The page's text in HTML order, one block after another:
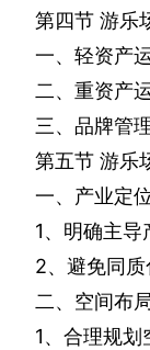
第四节 游乐
一、轻资产
二、重资产
三、品牌管
第五节 游乐
一、产业定
1、明确主导
2、避免同
二、空间布
1、合理规划